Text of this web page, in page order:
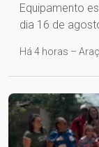
Equipamento
dia 16 de
Há 4 horas –